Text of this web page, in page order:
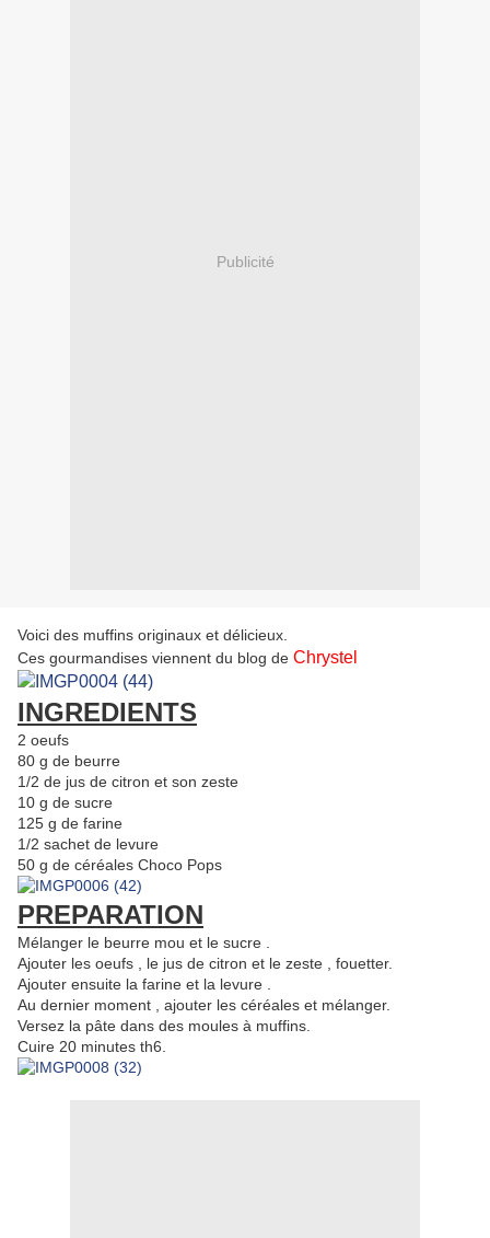
Publicité
Voici des muffins originaux et délicieux.
Ces gourmandises viennent du blog de Chrystel
INGREDIENTS
2 oeufs
80 g de beurre
1/2 de jus de citron et son zeste
10 g de sucre
125 g de farine
1/2 sachet de levure
50 g de céréales Choco Pops
PREPARATION
Mélanger le beurre mou et le sucre .
Ajouter les oeufs , le jus de citron et le zeste , fouetter.
Ajouter ensuite la farine et la levure .
Au dernier moment , ajouter les céréales et mélanger.
Versez la pâte dans des moules à muffins.
Cuire 20 minutes th6.